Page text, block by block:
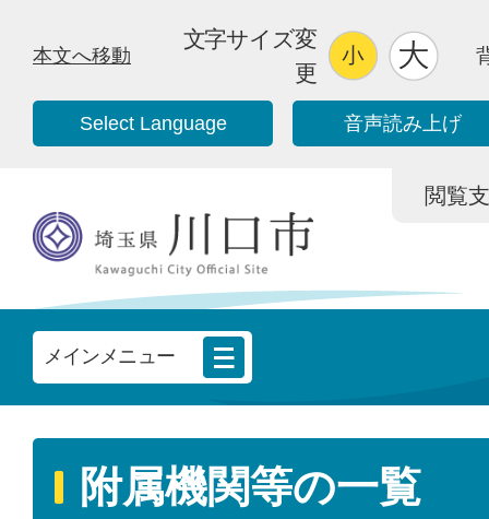
本文へ移動
文字サイズ変
更
Select Language 音声読み上げ
閲覧
メインメニュー
附属機関等の一覧